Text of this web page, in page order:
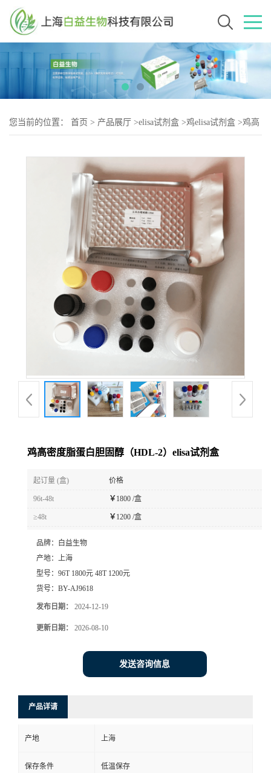
您当前的位置： 首页 > 产品展厅 >elisa试剂盒 >鸡elisa试剂盒 >鸡高
鸡高密度脂蛋白胆固醇（HDL-2）elisa试剂盒
起订量 (盒) 价格
96t-48t ￥ 1800 /盒
≥48t ￥ 1200 /盒
品牌：
白益生物
产地： 上海
型号： 96T 1800元 48T 1200元
货号： BY-AJ9618
发布日期： 2024-12-19
更新日期： 2026-08-10
发送咨询信息
产品详请
产地 上海
保存条件 低温保存